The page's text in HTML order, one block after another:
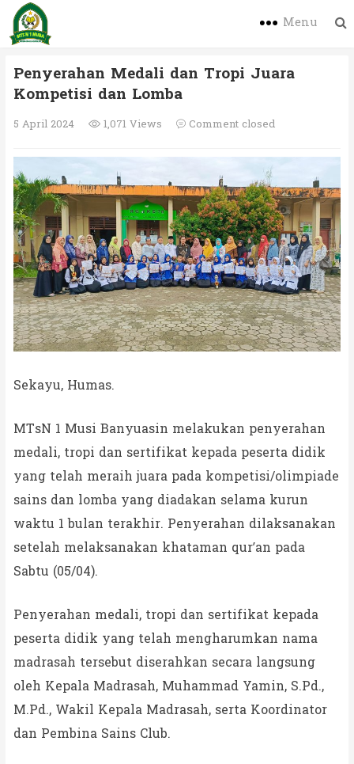
Menu
Penyerahan Medali dan Tropi Juara
Kompetisi dan Lomba
5 April 2024 1,071 Views Comment closed
Sekayu, Humas.
MTsN 1 Musi Banyuasin melakukan penyerahan
medali, tropi dan sertifikat kepada peserta didik
yang telah meraih juara pada kompetisi/olimpiade
sains dan lomba yang diadakan selama kurun
waktu 1 bulan terakhir. Penyerahan dilaksanakan
setelah melaksanakan khataman qur’an pada
Sabtu (05/04).
Penyerahan medali, tropi dan sertifikat kepada
peserta didik yang telah mengharumkan nama
madrasah tersebut diserahkan secara langsung
oleh Kepala Madrasah, Muhammad Yamin, S.Pd.,
M.Pd., Wakil Kepala Madrasah, serta Koordinator
dan Pembina Sains Club.